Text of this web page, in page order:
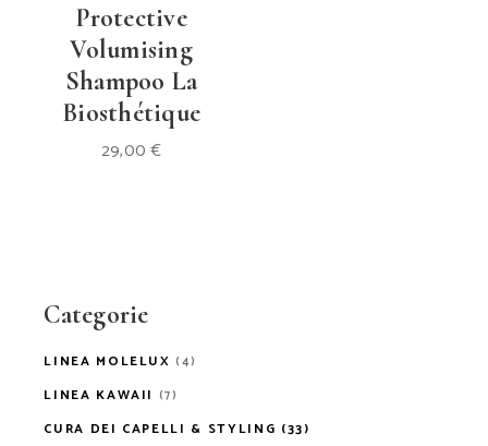
Protective
Volumising
Shampoo La
Biosthétique
29,00€
Categorie
LINEA MOLELUX (4)
LINEA KAWAII (7)
CURA DEI CAPELLI & STYLING (33)